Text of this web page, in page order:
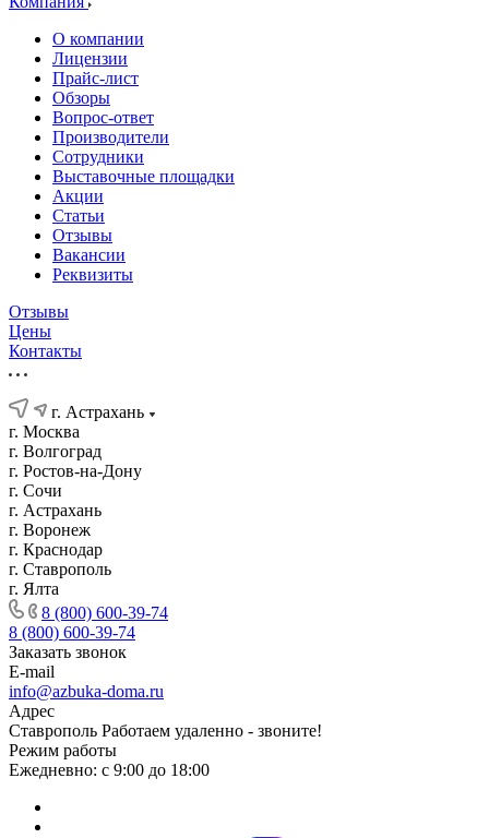
О компании
Лицензии
Прайс-лист
Обзоры
Вопрос-ответ
Производители
Сотрудники
Выставочные площадки
Акции
Статьи
Отзывы
Вакансии
Реквизиты
Отзывы
Цены
Контакты
г. Астрахань
г. Москва
г. Волгоград
г. Ростов-на-Дону
г. Сочи
г. Астрахань
г. Воронеж
г. Краснодар
г. Ставрополь
г. Ялта
8 (800) 600-39-74
8 (800) 600-39-74
Заказать звонок
E-mail
info@azbuka-doma.ru
Адрес
Ставрополь Работаем удаленно - звоните!
Режим работы
Ежедневно: с 9:00 до 18:00